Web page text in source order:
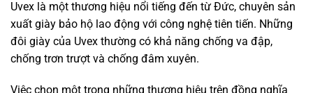
Uvex là một thương hiệu nổi tiếng đến từ Đức, chuyên sản
xuất giày bảo hộ lao động với công nghệ tiên tiến. Những
đôi giày của Uvex thường có khả năng chống va đập,
chống trơn trượt và chống đâm xuyên.
Việc chọn một trong những thương hiệu trên đồng nghĩa